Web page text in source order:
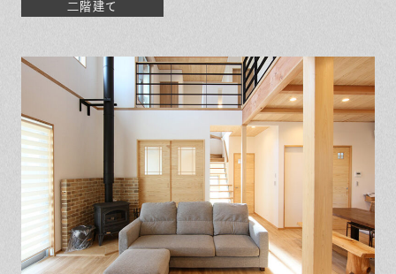
二階建て
オーダーメイドの住まい
住まいの特性
家づくりの流れ
保証とサポート
ヒノキプロジェクト
施工実績
イベントを探す
気軽に相談会
よくある質問
お客様の声
木材辞典
会社概要
スタッフ紹介
採用情報
Contact
資料請求
お問い合わせ